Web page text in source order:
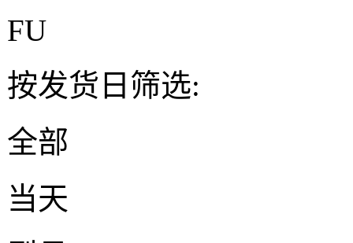
FU
按发货日筛选:
全部
当天